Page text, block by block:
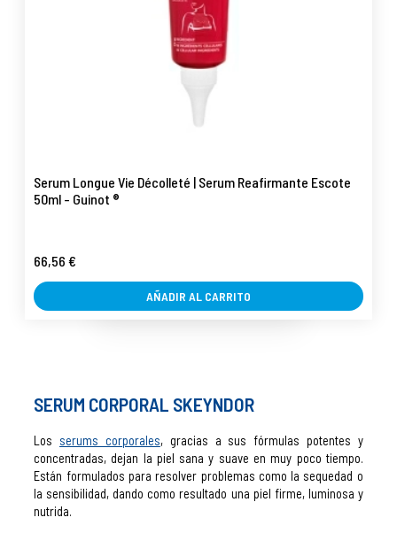
Serum Longue Vie Décolleté | Serum Reafirmante Escote
50ml - Guinot ®
66,56 €
AÑADIR AL CARRITO
SERUM CORPORAL SKEYNDOR
Los serums corporales, gracias a sus fórmulas potentes y
concentradas, dejan la piel sana y suave en muy poco tiempo.
Están formulados para resolver problemas como la sequedad o
la sensibilidad, dando como resultado una piel firme, luminosa y
nutrida.